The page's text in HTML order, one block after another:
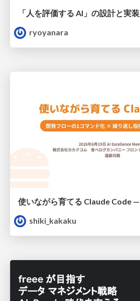
「人を評価する AI」の 設計と実装
ryoyanara
shiki_kakaku